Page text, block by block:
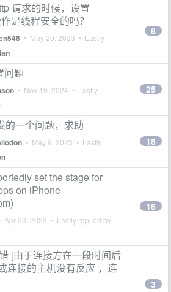
请求的时候，设置
是线程安全的吗？
• May 29, 2023 • Lastly
8
问题
• Nov 19, 2024 • Lastly
25
的一个问题，求助
• May 9, 2023 • Lastly
18
set the stage for
on iPhone
Apr 20, 2023 • Lastly replied by
16
[由于连接方在一段时间后
连接的主机没有反应 ，连
3